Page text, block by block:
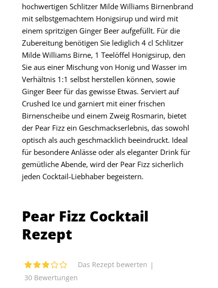
hochwertigen Schlitzer Milde Williams Birnenbrand
mit selbstgemachtem Honigsirup und wird mit
einem spritzigen Ginger Beer aufgefüllt. Für die
Zubereitung benötigen Sie lediglich 4 cl Schlitzer
Milde Williams Birne, 1 Teelöffel Honigsirup, den
Sie aus einer Mischung von Honig und Wasser im
Verhältnis 1:1 selbst herstellen können, sowie
Ginger Beer für das gewisse Etwas. Serviert auf
Crushed Ice und garniert mit einer frischen
Birnenscheibe und einem Zweig Rosmarin, bietet
der Pear Fizz ein Geschmackserlebnis, das sowohl
optisch als auch geschmacklich beeindruckt. Ideal
für besondere Anlässe oder als eleganter Drink für
gemütliche Abende, wird der Pear Fizz sicherlich
jeden Cocktail-Liebhaber begeistern.
Pear Fizz Cocktail
Rezept
Das Rezept bewerten |
30Bewertungen